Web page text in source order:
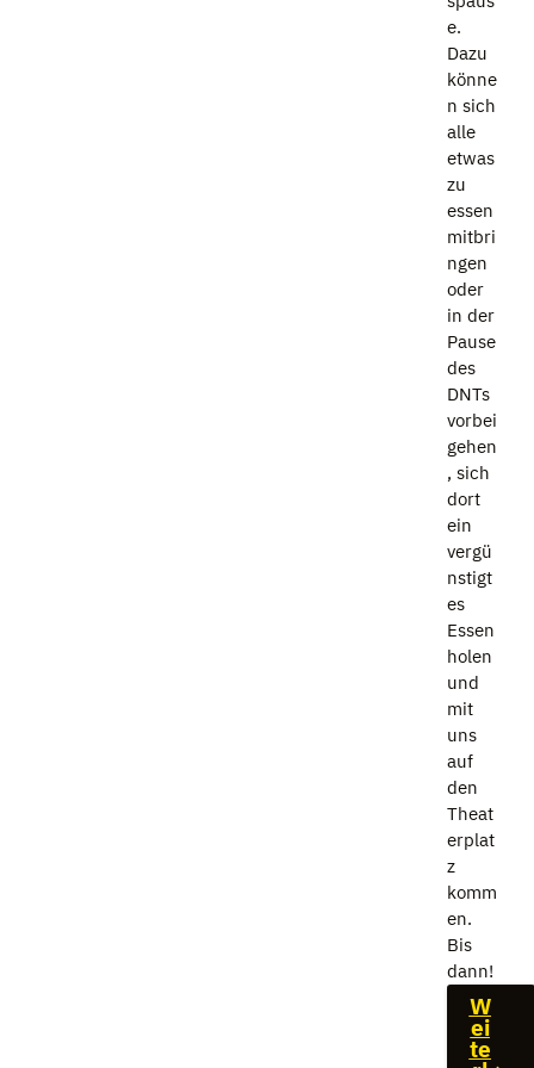
e.
Dazu
könne
n sich
alle
etwas
zu
essen
mitbri
ngen
oder
in der
Pause
des
DNTs
vorbei
gehen
, sich
dort
ein
vergü
nstigt
es
Essen
holen
und
mit
uns
auf
den
Theat
erplat
z
komm
en.
Bis
dann!
W
ei
te